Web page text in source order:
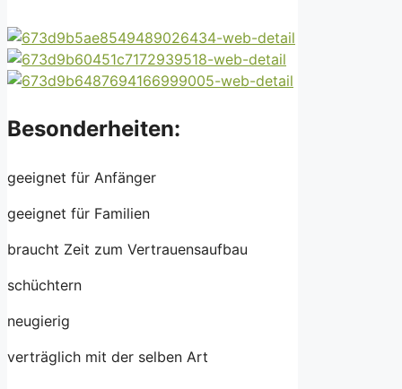
Besonderheiten:
geeignet für Anfänger
geeignet für Familien
braucht Zeit zum Vertrauensaufbau
schüchtern
neugierig
verträglich mit der selben Art